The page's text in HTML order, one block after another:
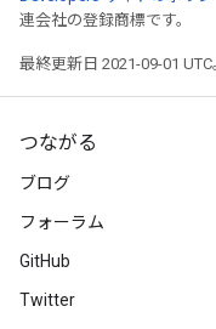
連会社の登録商標です。
最終更新日 2021-09-01 UTC
つながる
ブログ
フォーラム
GitHub
Twitter